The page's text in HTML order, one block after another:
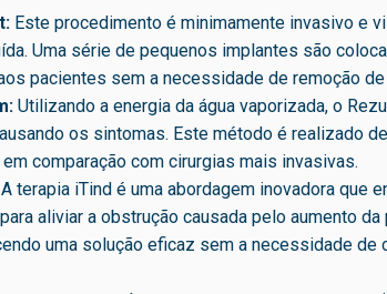
Este procedimento é minimamente invasivo e
Uma série de pequenos implantes são
pacientes sem a necessidade de remoção
Utilizando a energia da água vaporizada, o
os sintomas. Este método é realizado
comparação com cirurgias mais invasivas.
A terapia iTind é uma abordagem inovadora que
aliviar a obstrução causada pelo aumento
uma solução eficaz sem a necessidade de